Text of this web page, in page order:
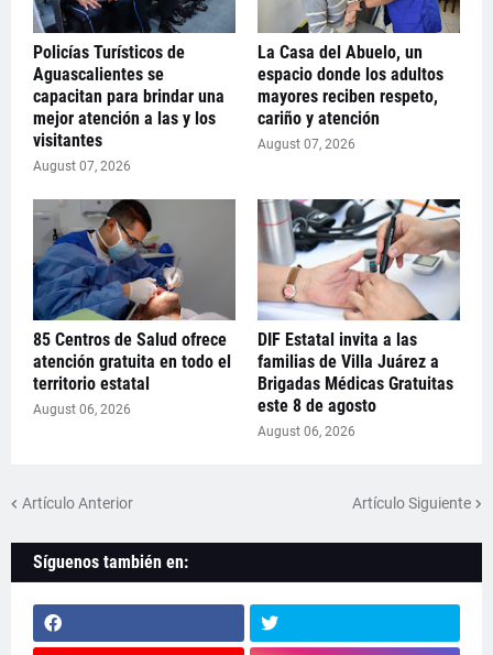
Policías Turísticos de
Aguascalientes se
capacitan para brindar una
mejor atención a las y los
visitantes
August 07, 2026
La Casa del Abuelo, un
espacio donde los adultos
mayores reciben respeto,
cariño y atención
August 07, 2026
85 Centros de Salud ofrece
atención gratuita en todo el
territorio estatal
August 06, 2026
DIF Estatal invita a las
familias de Villa Juárez a
Brigadas Médicas Gratuitas
este 8 de agosto
August 06, 2026
Artículo Anterior Artículo Siguiente
Síguenos también en: